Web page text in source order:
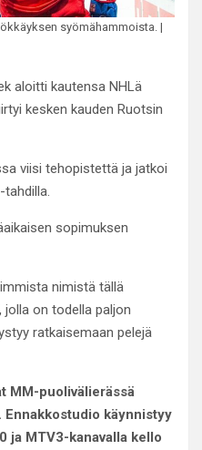
syömähammoista. |
aloitti kautensa NHLä
kesken kauden Ruotsin
viisi tehopistettä ja jatkoi
sopimuksen
nimistä tällä
on todella paljon
ratkaisemaan pelejä
MM-puolivälierässä
käynnistyy
ja MTV3-kanavalla kello